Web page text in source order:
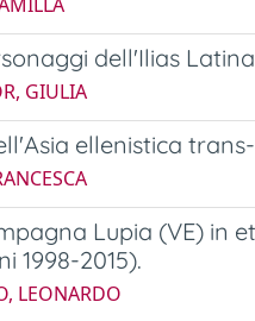
dell'Ilias Latina
GIULIA
ellenistica
Lupia (VE) in
1998-2015).
LEONARDO